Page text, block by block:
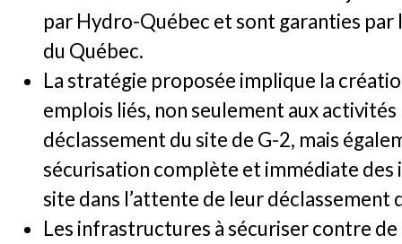
par Hydro-Québec et sont garanties par
du Québec.
La stratégie proposée implique la
emplois liés, non seulement aux
déclassement du site de G-2, mais
sécurisation complète et immédiate
site dans l’attente de leur déclassement
Les infrastructures à sécuriser contre